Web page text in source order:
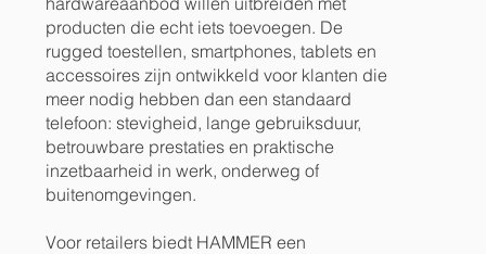
producten die echt iets toevoegen. De
rugged toestellen, smartphones, tablets en
accessoires zijn ontwikkeld voor klanten die
meer nodig hebben dan een standaard
telefoon: stevigheid, lange gebruiksduur,
betrouwbare prestaties en praktische
inzetbaarheid in werk, onderweg of
buitenomgevingen.
Voor retailers biedt HAMMER een